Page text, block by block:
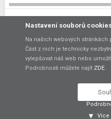
Nastavení souborů
Na našich webových
Část z nich je technicky
vylepšovat náš web nebo
Podrobnosti můžete najít ZDE.
Více